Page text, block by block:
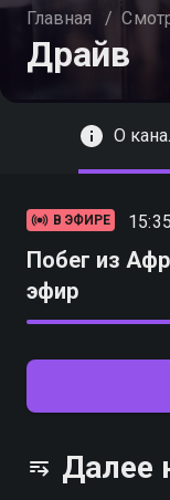
Главная /
Драйв
О
В ЭФИРЕ
Побег из
эфир
Далее